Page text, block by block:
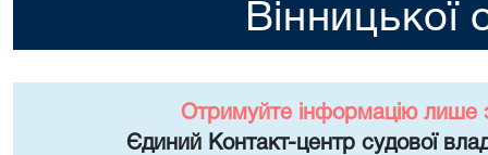
Вінницької
Отримуйте інформацію лише
Єдиний Контакт-центр судової